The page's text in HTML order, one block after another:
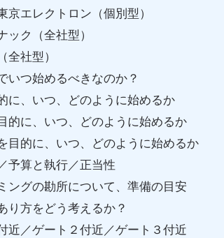
京エレクトロン（個別型）
ック（全社型）
全社型）
いつ始めるべきなのか？
に、いつ、どのように始めるか
的に、いつ、どのように始めるか
目的に、いつ、どのように始めるか
予算と執行／正当性
ングの勘所について、準備の目安
り方をどう考えるか？
近／ゲート２付近／ゲート３付近